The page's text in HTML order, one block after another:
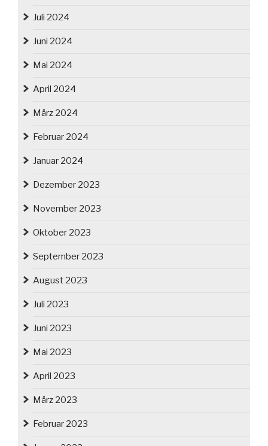
Juli 2024
Juni 2024
Mai 2024
April 2024
März 2024
Februar 2024
Januar 2024
Dezember 2023
November 2023
Oktober 2023
September 2023
August 2023
Juli 2023
Juni 2023
Mai 2023
April 2023
März 2023
Februar 2023